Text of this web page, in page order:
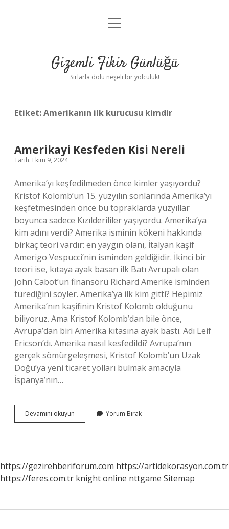
Anasayfa
Yasal Uyarı
menüyü
Gizemli Fikir Günlüğü
Sırlarla dolu neşeli bir yolculuk!
Etiket:Amerikanın ilk kurucusu kimdir
Amerikayi Kesfeden Kisi Nereli
Tarih: Ekim 9, 2024
Amerika’yı keşfedilmeden önce kimler yaşıyordu?
Kristof Kolomb’un 15. yüzyılın sonlarında Amerika’yı
keşfetmesinden önce bu topraklarda yüzyıllar
boyunca sadece Kızılderililer yaşıyordu. Amerika’ya
kim adını verdi? Amerika isminin kökeni hakkında
birkaç teori vardır: en yaygın olanı, İtalyan kaşif
Amerigo Vespucci’nin isminden geldiğidir. İkinci bir
teori ise, kıtaya ayak basan ilk Batı Avrupalı ​​olan
John Cabot’un finansörü Richard Amerike isminden
türediğini söyler. Amerika’ya ilk kim gitti? Hepimiz
Amerika’nın kaşifinin Kristof Kolomb olduğunu
biliyoruz. Ama Kristof Kolomb’dan bile önce,
Avrupa’dan biri Amerika kıtasına ayak bastı. Adı Leif
Ericson’dı. Amerika nasıl kesfedildi? Avrupa’nın
gerçek sömürgeleşmesi, Kristof Kolomb’un Uzak
Doğu’ya yeni ticaret yolları bulmak amacıyla
İspanya’nın…
Devamını okuyun Amerikayi
Kesfeden
Yorum Bırak
https://gezirehberiforum.com https://artidekorasyon.com.tr
https://feres.com.tr knight online nttgame Sitemap